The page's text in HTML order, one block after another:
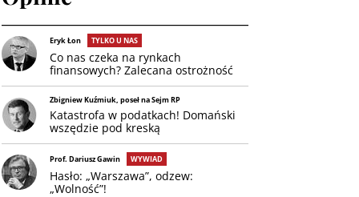
Eryk Łon TYLKO U NAS
Co nas czeka na rynkach
finansowych? Zalecana ostrożność
Zbigniew Kuźmiuk, poseł na Sejm RP
Katastrofa w podatkach! Domański
wszędzie pod kreską
Prof. Dariusz Gawin WYWIAD
Hasło: „Warszawa”, odzew:
„Wolność”!